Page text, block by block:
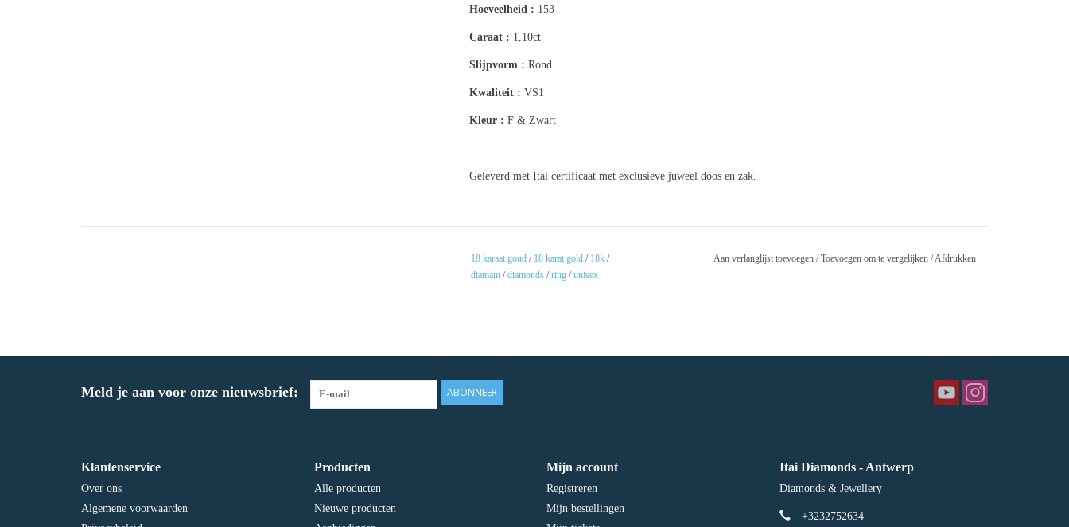
Hoeveelheid : 153
Caraat : 1,10ct
Slijpvorm : Rond
Kwaliteit : VS1
Kleur : F & Zwart
Geleverd met Itai certificaat met exclusieve juweel doos en zak.
18 karaat goud / 18 karat gold / 18k /
diamant /diamonds /ring /unisex
Aan verlanglijst toevoegen/Toevoegen om te vergelijken /Afdrukken
Meld je aan voor onze nieuwsbrief: ABONNEER
Klantenservice
Over ons
Algemene voorwaarden
Producten
Alle producten
Nieuwe producten
Mijn account
Registreren
Mijn bestellingen
Itai Diamonds - Antwerp
Diamonds & Jewellery
+3232752634